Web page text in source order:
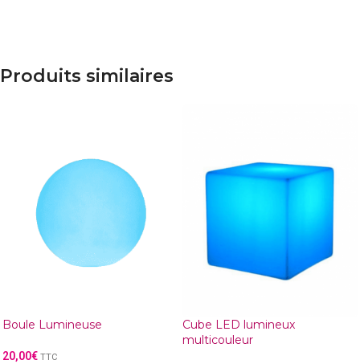
Produits similaires
Boule Lumineuse
20,00€ TTC
Cube LED lumineux
multicouleur